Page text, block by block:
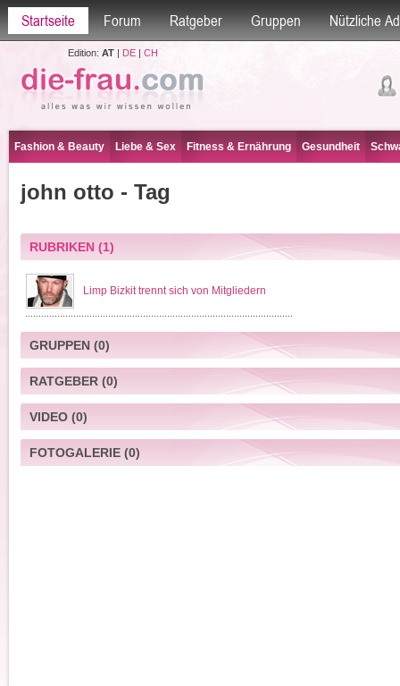
Startseite Forum Ratgeber Gruppen Nützliche
Edition: AT| DE| CH
Fashion & Beauty Liebe & Sex Fitness & Ernährung Gesundheit
john otto - Tag
RUBRIKEN(1)
Limp Bizkit trennt sich von Mitgliedern
GRUPPEN(0)
RATGEBER(0)
VIDEO(0)
FOTOGALERIE(0)